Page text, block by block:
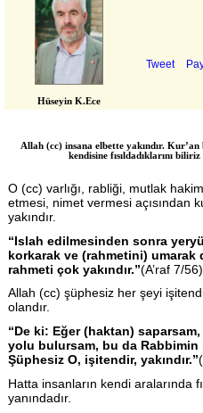
Tweet
Hüseyin K.Ece
Allah (cc) insana elbette yakındır.
kendisine fısıldadıklarını
O (cc) varlığı, rabliği, mutlak
etmesi, nimet vermesi açısından
yakındır.
“Islah edilmesinden sonra
korkarak ve (rahmetini)
rahmeti çok yakındır.”(A’raf 7/56)
Allah (cc) şüphesiz her şeyi
olandır.
“De ki: Eğer (haktan)
yolu bulursam, bu da
Şüphesiz O, işitendir, yakındır.”
Hatta insanların kendi aralarında
yanındadır.